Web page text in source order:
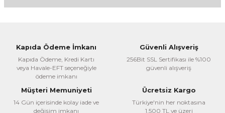
Görüş ve önerileriniz için teşekkür ederiz.
Ürün resmi kalitesiz, bozuk veya görüntülenemiyor.
Ürün açıklamasında eksik bilgiler bulunuyor.
Ürün bilgilerinde hatalar bulunuyor.
Kapıda Ödeme İmkanı
Kapıda Ödeme, Kredi Kartı
veya Havale-EFT seçeneğiyle
ödeme imkanı
Güvenli Alışveriş
256Bit SSL Sertifikası ile %100
güvenli alışveriş
Müşteri Memuniyeti
14 Gün içerisinde kolay iade ve
değişim imkanı
Ücretsiz Kargo
Türkiye'nin her noktasına
1.500 TL ve üzeri